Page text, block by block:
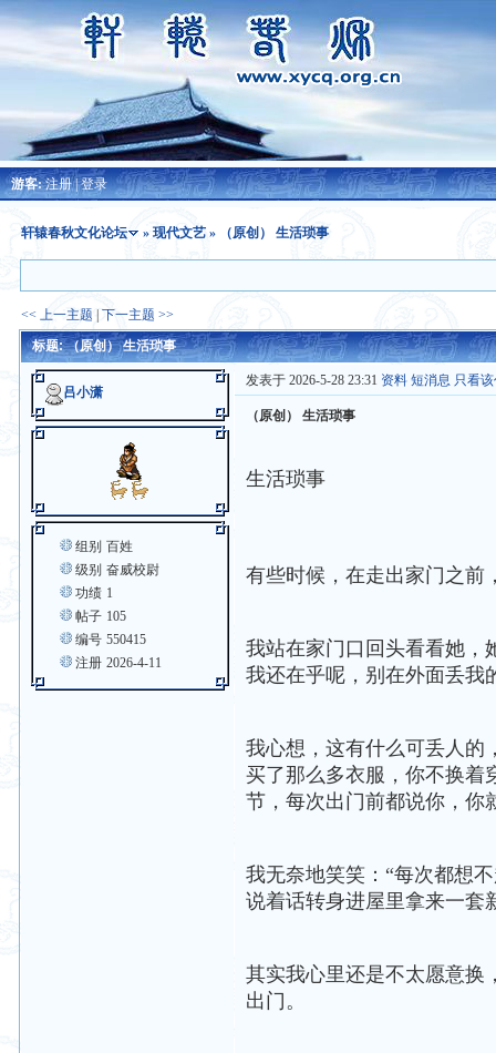
游客:注册|登录
轩辕春秋文化论坛 »现代文艺 » （原创） 生活琐事
<< 上一主题 |下一主题 >>
标题: （原创） 生活琐事
吕小潇
组别 百姓
级别 奋威校尉
功绩 1
帖子 105
编号 550415
注册 2026-4-11
发表于 2026-5-28 23:31 资料 短消息 只看
（原创） 生活琐事
生活琐事
有些时候，在走出家门之前
我站在家门口回头看看她，
我还在乎呢，别在外面丢我
我心想，这有什么可丢人的
买了那么多衣服，你不换着
节，每次出门前都说你，你
我无奈地笑笑：“每次都想
说着话转身进屋里拿来一套
其实我心里还是不太愿意换
出门。